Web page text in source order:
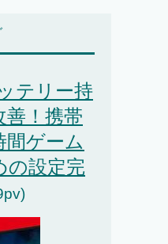
テリー持
善！携帯
間ゲーム
の設定完